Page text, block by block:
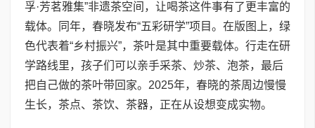
孚·芳茗雅集”非遗茶空间，让喝茶这件事有了更丰富的
载体。同年，春晓发布“五彩研学”项目。在版图上，绿
色代表着“乡村振兴”，茶叶是其中重要载体。行走在研
学路线里，孩子们可以亲手采茶、炒茶、泡茶，最后
把自己做的茶叶带回家。2025年，春晓的茶周边慢慢
生长，茶点、茶饮、茶器，正在从设想变成实物。